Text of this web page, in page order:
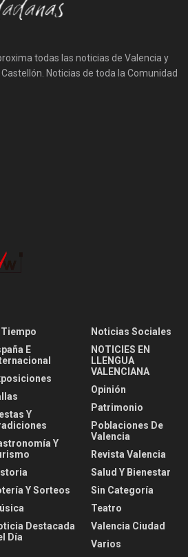
todas las noticias de Valencia y
Noticias de toda la Comunidad
Tiempo
E
Y
Y
Y Sorteos
Destacada
Día
Noticias Sociales
NOTICIES EN
LLENGUA
VALENCIANA
Opinión
Patrimonio
Poblaciones De
Valencia
Revista Valencia
Salud Y Bienestar
Sin Categoría
Teatro
Valencia Ciudad
Varios